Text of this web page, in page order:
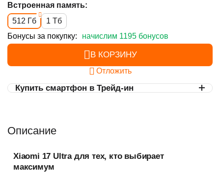
Встроенная память:
512 Гб
1 Тб
Бонусы за покупку:
начислим 1195 бонусов
В КОРЗИНУ
Отложить
Купить смартфон в Трейд-ин
Описание
Xiaomi 17 Ultra для тех, кто выбирает
максимум